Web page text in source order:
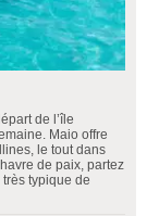
de l’île
Maio offre
le tout dans
de paix, partez
typique de